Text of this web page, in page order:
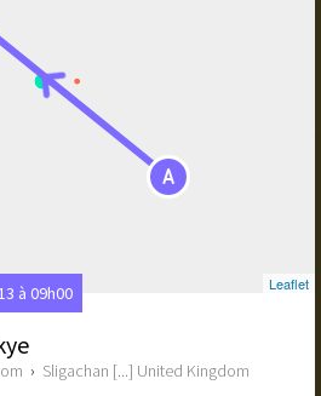
A
Leaflet
à 09h00
› Sligachan [...] United Kingdom